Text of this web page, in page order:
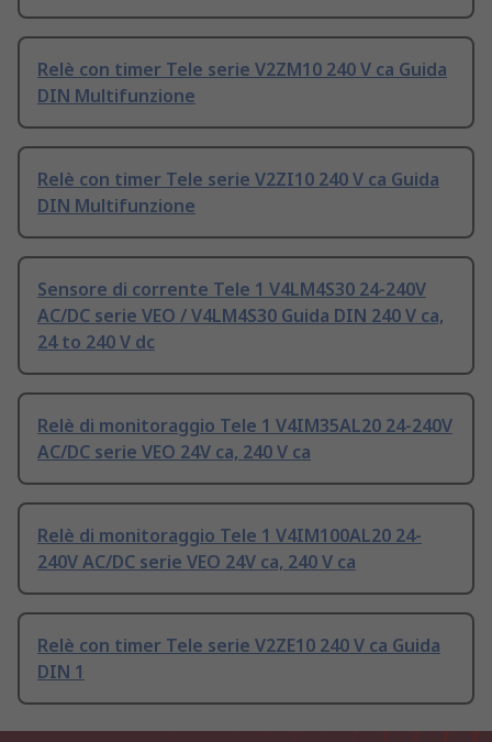
Relè con timer Tele serie V2ZM10 240 V ca Guida
DIN Multifunzione
Relè con timer Tele serie V2ZI10 240 V ca Guida
DIN Multifunzione
Sensore di corrente Tele 1 V4LM4S30 24-240V
AC/DC serie VEO / V4LM4S30 Guida DIN 240 V ca,
24 to 240 V dc
Relè di monitoraggio Tele 1 V4IM35AL20 24-240V
AC/DC serie VEO 24V ca, 240 V ca
Relè di monitoraggio Tele 1 V4IM100AL20 24-
240V AC/DC serie VEO 24V ca, 240 V ca
Relè con timer Tele serie V2ZE10 240 V ca Guida
DIN 1